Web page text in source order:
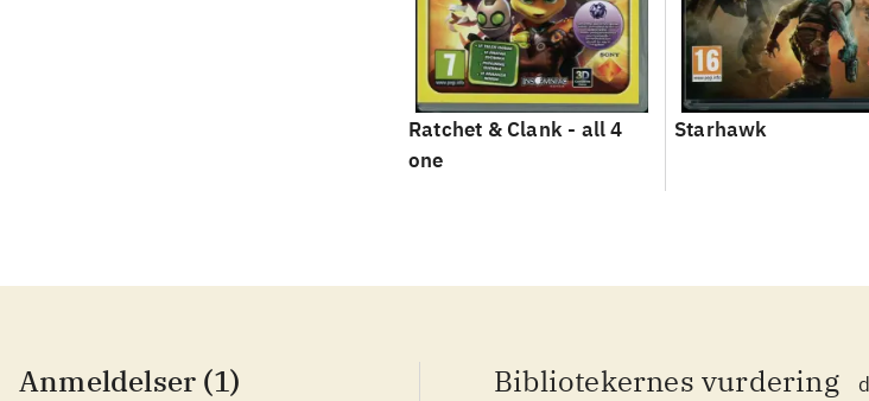
Ratchet & Clank - all 4
one
Starhawk
Anmeldelser (1) Bibliotekernes vurdering